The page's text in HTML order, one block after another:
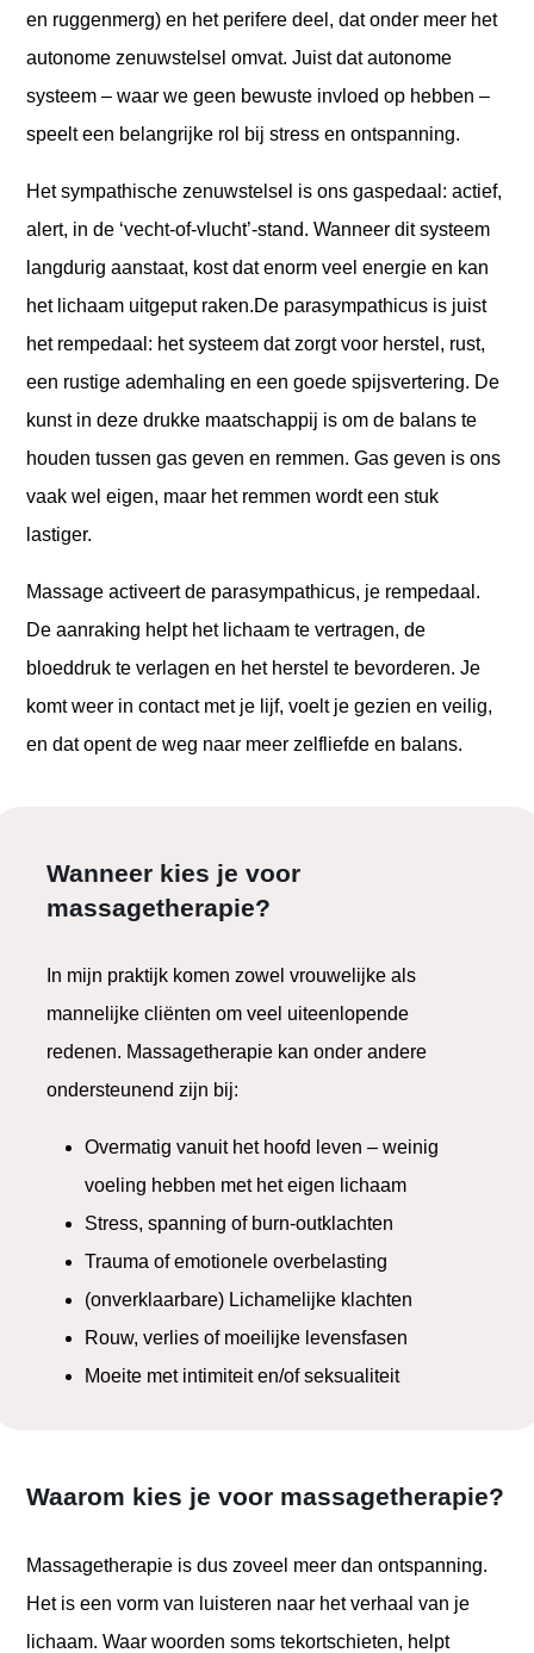
en ruggenmerg) en het perifere deel, dat onder meer het
autonome zenuwstelsel omvat. Juist dat autonome
systeem – waar we geen bewuste invloed op hebben –
speelt een belangrijke rol bij stress en ontspanning.
Het sympathische zenuwstelsel is ons gaspedaal: actief,
alert, in de ‘vecht-of-vlucht’-stand. Wanneer dit systeem
langdurig aanstaat, kost dat enorm veel energie en kan
het lichaam uitgeput raken.De parasympathicus is juist
het rempedaal: het systeem dat zorgt voor herstel, rust,
een rustige ademhaling en een goede spijsvertering. De
kunst in deze drukke maatschappij is om de balans te
houden tussen gas geven en remmen. Gas geven is ons
vaak wel eigen, maar het remmen wordt een stuk
lastiger.
Massage activeert de parasympathicus, je rempedaal.
De aanraking helpt het lichaam te vertragen, de
bloeddruk te verlagen en het herstel te bevorderen. Je
komt weer in contact met je lijf, voelt je gezien en veilig,
en dat opent de weg naar meer zelfliefde en balans.
Wanneer kies je voor
massagetherapie?
In mijn praktijk komen zowel vrouwelijke als
mannelijke cliënten om veel uiteenlopende
redenen. Massagetherapie kan onder andere
ondersteunend zijn bij:
Overmatig vanuit het hoofd leven – weinig
voeling hebben met het eigen lichaam
Stress, spanning of burn-outklachten
Trauma of emotionele overbelasting
(onverklaarbare) Lichamelijke klachten
Rouw, verlies of moeilijke levensfasen
Moeite met intimiteit en/of seksualiteit
Waarom kies je voor massagetherapie?
Massagetherapie is dus zoveel meer dan ontspanning.
Het is een vorm van luisteren naar het verhaal van je
lichaam. Waar woorden soms tekortschieten, helpt